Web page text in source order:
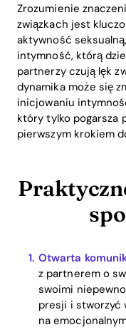
Zrozumienie
związkach jest
aktywność
intymność, którą
partnerzy czują lęk
dynamika może się
inicjowaniu
który tylko pogarsza
pierwszym krokiem
Otwarta
z partnerem o
swoimi
presji i stworzyć
na